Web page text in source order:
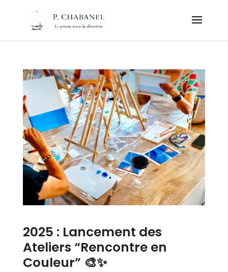
2025 : Lancement des
Ateliers “Rencontre en
Couleur” 🎨✨